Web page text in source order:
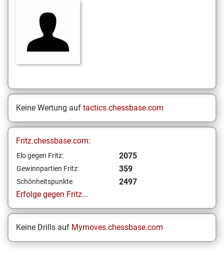
Keine Wertung auf tactics.chessbase.com
Fritz.chessbase.com:
Elo gegen Fritz: 2075
Gewinnpartien Fritz: 359
Schönheitspunkte
2497
Erfolge gegen Fritz...
Keine Drills auf Mymoves.chessbase.com